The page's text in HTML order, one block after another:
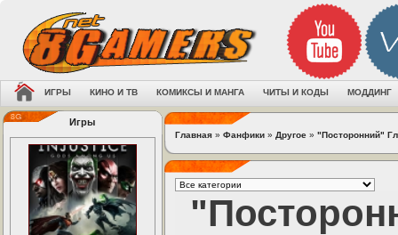
ИГРЫ КИНО И ТВ КОМИКСЫ И МАНГА ЧИТЫ И КОДЫ МОДДИНГ
Игры
Главная » Фанфики » Другое » "Посторонний"